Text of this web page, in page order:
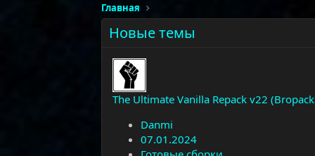
Главная
Новые темы
The Ultimate Vanilla Repack v22
Danmi
07.01.2024